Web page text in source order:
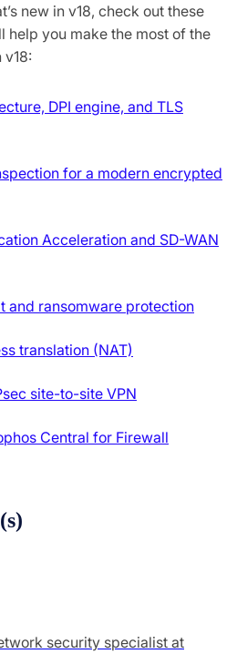
new in v18, check out these
help you make the most of the
DPI engine, and TLS
for a modern encrypted
Acceleration and SD-WAN
and ransomware protection
translation (NAT)
site-to-site VPN
Central for Firewall
security specialist at